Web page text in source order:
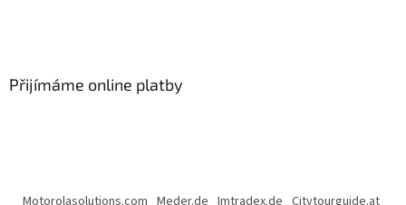
Přijímáme online platby
Motorolasolutions.com Meder.de Imtradex.de Citytourguide.at